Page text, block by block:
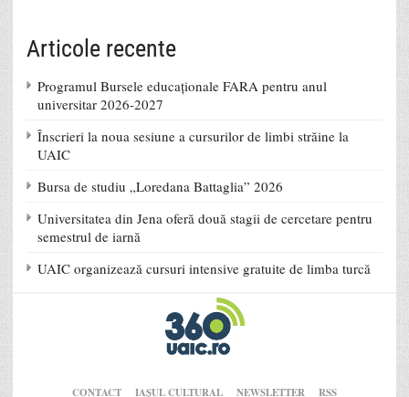
Articole recente
Programul Bursele educaționale FARA pentru anul
universitar 2026-2027
Înscrieri la noua sesiune a cursurilor de limbi străine la
UAIC
Bursa de studiu „Loredana Battaglia” 2026
Universitatea din Jena oferă două stagii de cercetare pentru
semestrul de iarnă
UAIC organizează cursuri intensive gratuite de limba turcă
CONTACT IAŞUL CULTURAL NEWSLETTER RSS